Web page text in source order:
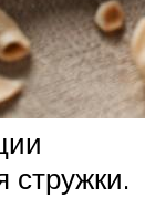
стружки.